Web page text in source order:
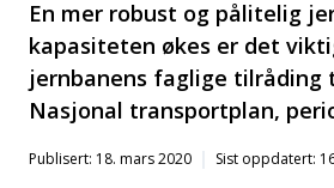
En mer robust og pålitelig
kapasiteten økes er det
jernbanens faglige tilråding
Nasjonal transportplan,
Publisert: 18. mars 2020 Sist oppdatert: